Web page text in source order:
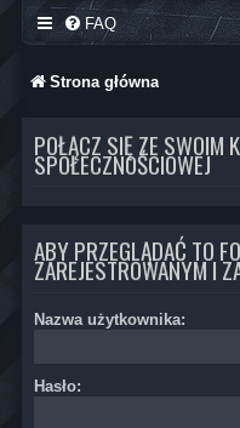
FAQ
Strona główna
POŁĄCZ SIĘ ZE SWOIM
SPOŁECZNOŚCIOWEJ
ABY PRZEGLĄDAĆ TO
ZAREJESTROWANYM I
Nazwa użytkownika:
Hasło: